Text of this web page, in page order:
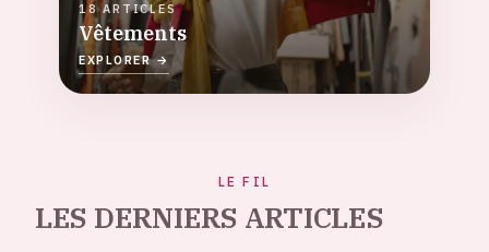
18 ARTICLES
Vêtements
EXPLORER →
LE FIL
LES DERNIERS ARTICLES